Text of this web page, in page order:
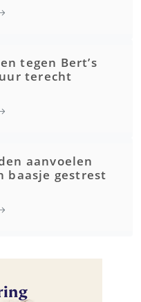
tegen Bert’s
terecht
aanvoelen
baasje gestrest